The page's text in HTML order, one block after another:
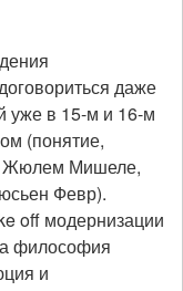
даже
уже в 15-м и 16-м
(понятие,
Жюлем Мишеле,
Февр).
off модернизации
философия
и